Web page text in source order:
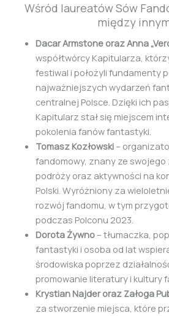
Wśród laureatów Sów
między
Dacar Armstone oraz Anna
współtwórcy Kapitularza,
festiwal i położyli fundamenty
najważniejszych wydarzeń
centralnej Polsce. Dzięki ich
Kapitularz stał się miejscem
pokolenia fanów fantastyki.
Tomasz Kozłowski –
fandomowy, znany ze swojego
podróży oraz aktywności na
Polski. Wyróżniony za
rozwój fandomu, w tym
podczas Polconu 2023.
Dorota Żywno – tłumaczka,
fantastyki i osoba od lat
środowiska poprzez
promowanie literatury i kultury
Krystian Najder oraz Załoga
za stworzenie miejsca, które